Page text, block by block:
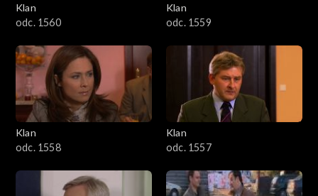
Klan
odc. 1560
Klan
odc. 1559
Klan
odc. 1558
Klan
odc. 1557